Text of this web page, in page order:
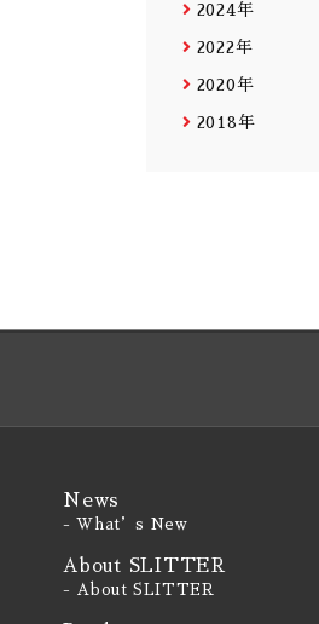
2024年
2022年
2020年
2018年
News
- What’s New
About SLITTER
- About SLITTER